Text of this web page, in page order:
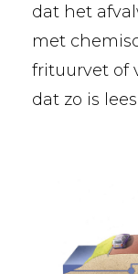
dat het
met
frituurvet of
dat zo is